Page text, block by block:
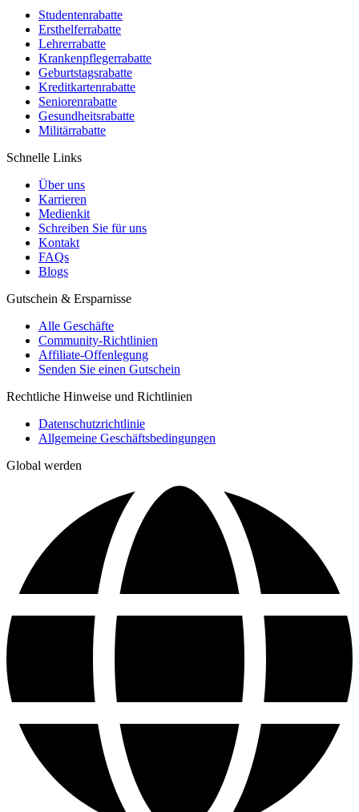
Studentenrabatte
Ersthelferrabatte
Lehrerrabatte
Krankenpflegerrabatte
Geburtstagsrabatte
Kreditkartenrabatte
Seniorenrabatte
Gesundheitsrabatte
Militärrabatte
Schnelle Links
Über uns
Karrieren
Medienkit
Schreiben Sie für uns
Kontakt
FAQs
Blogs
Gutschein & Ersparnisse
Alle Geschäfte
Community-Richtlinien
Affiliate-Offenlegung
Senden Sie einen Gutschein
Rechtliche Hinweise und Richtlinien
Datenschutzrichtlinie
Allgemeine Geschäftsbedingungen
Global werden